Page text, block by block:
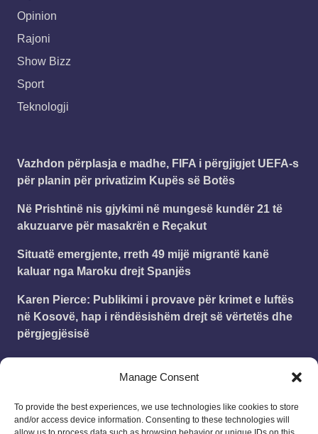
Manage Consent
To provide the best experiences, we use technologies like cookies to store
and/or access device information. Consenting to these technologies will
Opinion
Rajoni
Show Bizz
Sport
Teknologji
Vazhdon përplasja e madhe, FIFA i përgjigjet UEFA-s
për planin për privatizim Kupës së Botës
Në Prishtinë nis gjykimi në mungesë kundër 21 të
akuzuarve për masakrën e Reçakut
Situatë emergjente, rreth 49 mijë migrantë kanë
kaluar nga Maroku drejt Spanjës
Karen Pierce: Publikimi i provave për krimet e luftës
në Kosovë, hap i rëndësishëm drejt së vërtetës dhe
përgjegjësisë
jetë zyrtarët institucionalë në Zubin-Potok
Leonard onPublikohet struktura e vitit shkollor